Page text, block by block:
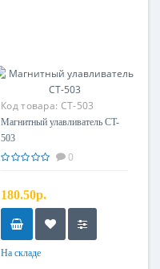
Код товара: CT-503
Магнитный улавливатель CT-
503
0
180.50р.
На складе